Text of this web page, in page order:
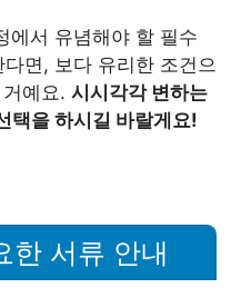
에서 유념해야 할 필수
면, 보다 유리한 조건으
예요. 시시각각 변하는
택을 하시길 바랄게요!
한 서류 안내